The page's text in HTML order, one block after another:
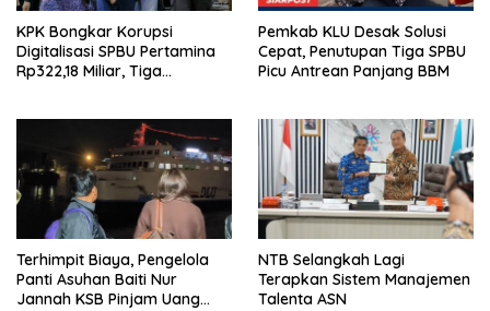
KPK Bongkar Korupsi
Digitalisasi SPBU Pertamina
Rp322,18 Miliar, Tiga
Pemkab KLU Desak Solusi
Cepat, Penutupan Tiga SPBU
Picu Antrean Panjang BBM
Terhimpit Biaya, Pengelola
Panti Asuhan Baiti Nur
Jannah KSB Pinjam Uang
NTB Selangkah Lagi
Terapkan Sistem Manajemen
Talenta ASN